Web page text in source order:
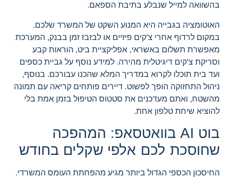
בהשוואה למייל שנבלע בתיבת הספאם.
האוטומציה בגבייה היא המנוע השקט של המשרד שלכם.
במקום לרדוף אחרי צ'קים פיזיים או לבזבז זמן בבנק, המערכת
מאפשרת תשלום באשראי, אפליקציית ביט, הוראות קבע
וסריקת צ'קים דיגיטלית מהירה. למידע נוסף על גביית כספים
ועד בית תוכלו לקרוא במדריך המלא שהכנו עבורכם. בנוסף,
ניהול התחזוקה הופך לפשוט. דיירים פותחים קריאה עם תמונה
מהשטח, ואתם מעדכנים את סטטוס הטיפול בזמן אמת בלי
להוציא שיחת טלפון אחת.
בוט AI בוואטסאפ: המהפכה
שחוסכת לכם אלפי שקלים בחודש
החיסכון הכספי הגדול ביותר מגיע מהפחתת העומס המשרדי.